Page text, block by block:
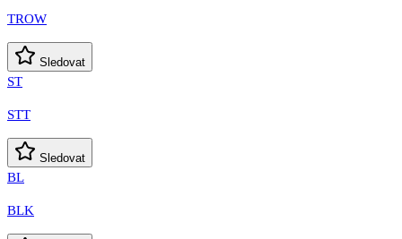
TROW
Sledovat
ST
STT
Sledovat
BL
BLK